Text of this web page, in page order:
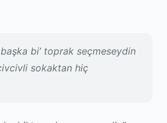
bi’ toprak seçmeseydin
sokaktan hiç